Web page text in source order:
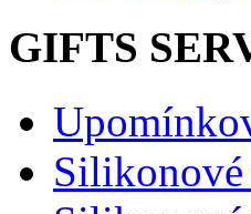
GIFTS
Silikonové